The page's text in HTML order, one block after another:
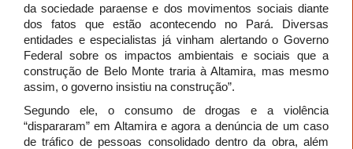
da sociedade paraense e dos movimentos sociais diante
dos fatos que estão acontecendo no Pará. Diversas
entidades e especialistas já vinham alertando o Governo
Federal sobre os impactos ambientais e sociais que a
construção de Belo Monte traria à Altamira, mas mesmo
assim, o governo insistiu na construção”.
Segundo ele, o consumo de drogas e a violência
“dispararam” em Altamira e agora a denúncia de um caso
de tráfico de pessoas consolidado dentro da obra, além